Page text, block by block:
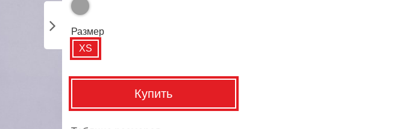
Размер
XS
Купить